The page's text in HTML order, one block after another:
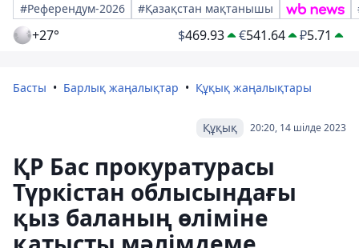
#Референдум-2026
#Қазақстан мақтанышы
+27° $469.93 €541.64 ₽5.71
Басты Барлық жаңалықтар Құқық жаңалықтары
20:20, 14 шілде 2023
Құқық
ҚР Бас прокуратурасы
Түркістан облысындағы
қыз баланың өліміне